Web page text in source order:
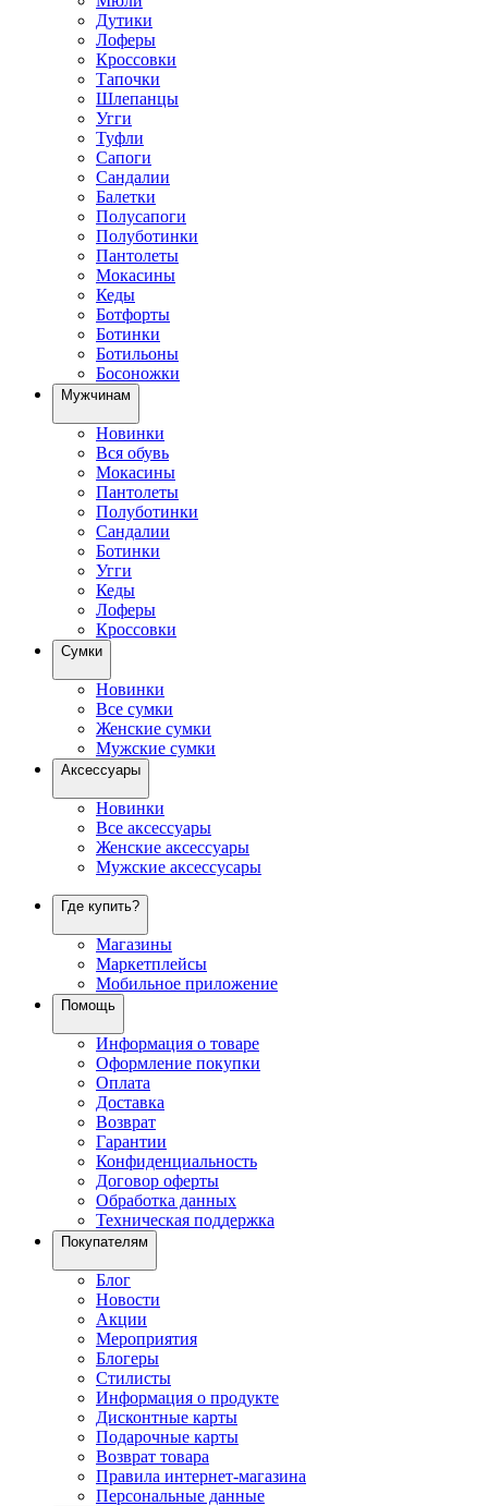
Дутики
Лоферы
Кроссовки
Тапочки
Шлепанцы
Угги
Туфли
Сапоги
Сандалии
Балетки
Полусапоги
Полуботинки
Пантолеты
Мокасины
Кеды
Ботфорты
Ботинки
Ботильоны
Босоножки
Мужчинам
Новинки
Вся обувь
Мокасины
Пантолеты
Полуботинки
Сандалии
Ботинки
Угги
Кеды
Лоферы
Кроссовки
Сумки
Новинки
Все сумки
Женские сумки
Мужские сумки
Аксессуары
Новинки
Все аксессуары
Женские аксессуары
Мужские аксессусары
Где купить?
Магазины
Маркетплейсы
Мобильное приложение
Помощь
Информация о товаре
Оформление покупки
Оплата
Доставка
Возврат
Гарантии
Конфиденциальность
Договор оферты
Обработка данных
Техническая поддержка
Покупателям
Блог
Новости
Акции
Мероприятия
Блогеры
Стилисты
Информация о продукте
Дисконтные карты
Подарочные карты
Возврат товара
Правила интернет-магазина
Персональные данные